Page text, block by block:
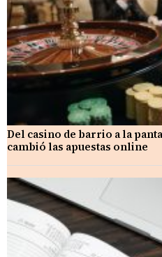
Del casino de barrio a la
cambió las apuestas online